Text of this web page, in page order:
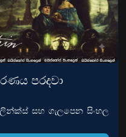
පරදවා
සහ ගැලපෙන සිංහල